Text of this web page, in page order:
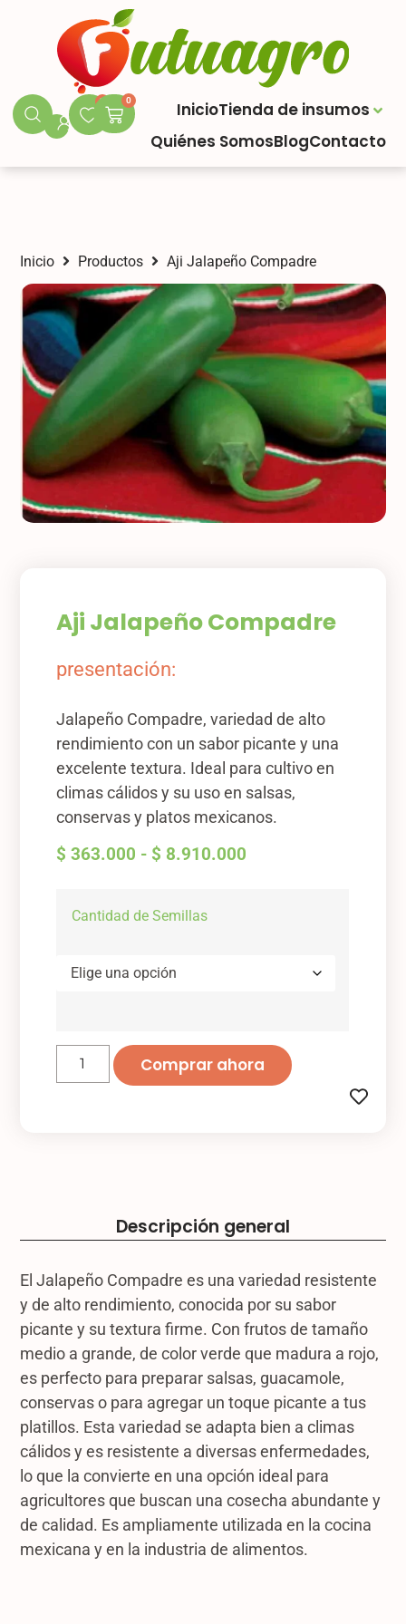
InicioTienda de insumos
Quiénes SomosBlogContacto
0 0
Inicio Productos Aji Jalapeño Compadre
Aji Jalapeño Compadre
presentación:
Jalapeño Compadre, variedad de alto
rendimiento con un sabor picante y una
excelente textura. Ideal para cultivo en
climas cálidos y su uso en salsas,
conservas y platos mexicanos.
$ 363.000 - $ 8.910.000
Cantidad de Semillas
Comprar ahora
Descripción general
El Jalapeño Compadre es una variedad resistente
y de alto rendimiento, conocida por su sabor
picante y su textura firme. Con frutos de tamaño
medio a grande, de color verde que madura a rojo,
es perfecto para preparar salsas, guacamole,
conservas o para agregar un toque picante a tus
platillos. Esta variedad se adapta bien a climas
cálidos y es resistente a diversas enfermedades,
lo que la convierte en una opción ideal para
agricultores que buscan una cosecha abundante y
de calidad. Es ampliamente utilizada en la cocina
mexicana y en la industria de alimentos.